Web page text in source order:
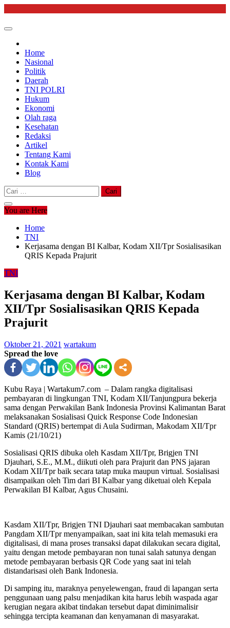
content
Home
Nasional
Politik
Daerah
TNI POLRI
Hukum
Ekonomi
Olah raga
Kesehatan
Redaksi
Artikel
Tentang Kami
Kontak Kami
Blog
Cari
untuk:
You are Here
Home
TNI
Kerjasama dengan BI Kalbar, Kodam XII/Tpr Sosialisasikan
QRIS Kepada Prajurit
TNI
Kerjasama dengan BI Kalbar, Kodam
XII/Tpr Sosialisasikan QRIS Kepada
Prajurit
Oktober 21, 2021 wartakum
Spread the love
Kubu Raya | Wartakum7.com – Dalam rangka digitalisasi
pembayaran di lingkungan TNI, Kodam XII/Tanjungpura bekerja
sama dengan Perwakilan Bank Indonesia Provinsi Kalimantan Barat
melaksanakan Sosialisasi Quick Response Code Indonesian
Standard (QRIS) bertempat di Aula Sudirman, Makodam XII/Tpr
Kamis (21/10/21)
Sosialisasi QRIS dibuka oleh Kasdam XII/Tpr, Brigjen TNI
Djauhari, S.E., M.M., diikuti oleh para Prajurit dan PNS jajaran
Kodam XII/Tpr baik secara tatap muka maupun virtual. Sosialisasi
disampaikan oleh Tim dari BI Kalbar yang diketuai oleh Kepala
Perwakilan BI Kalbar, Agus Chusaini.
Kasdam XII/Tpr, Brigjen TNI Djauhari saat membacakan sambutan
Pangdam XII/Tpr menyampaikan, saat ini kita telah memasuki era
digitalisasi, di mana proses transaksi dapat dilakukan secara digital,
yaitu dengan metode pembayaran non tunai salah satunya dengan
metode pembayaran berbasis QR Code yang saat ini telah
distandarisasi oleh Bank Indonesia.
Di samping itu, maraknya penyelewengan, fraud di lapangan serta
penggunaan uang palsu menjadikan kita harus lebih waspada agar
kerugian negara akibat tindakan tersebut dapat diminimalisir
sehingga tercipta keamanan dan kenyamanan di masyarakat.